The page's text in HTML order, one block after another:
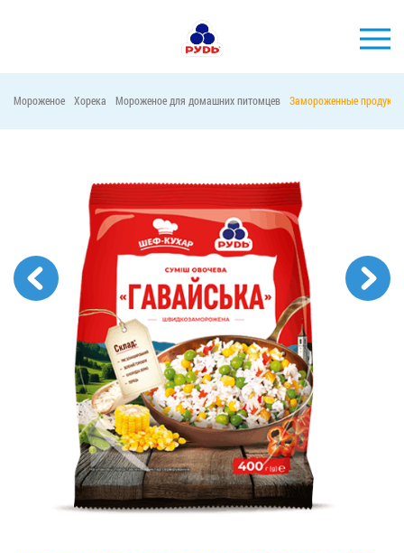
КОМПАНИЯ
ПОТРЕБИТЕЛЯМ
АКЦИИ
ПРЕСС-ЦЕНТР
Тендерные закупки
Контакты
Вакансии
ЗАКАЗАТЬ ПРОДУКЦИЮ «РУДЬ»:
Мороженое Хорека Мороженое для домашних питомцев Замороженные продукты